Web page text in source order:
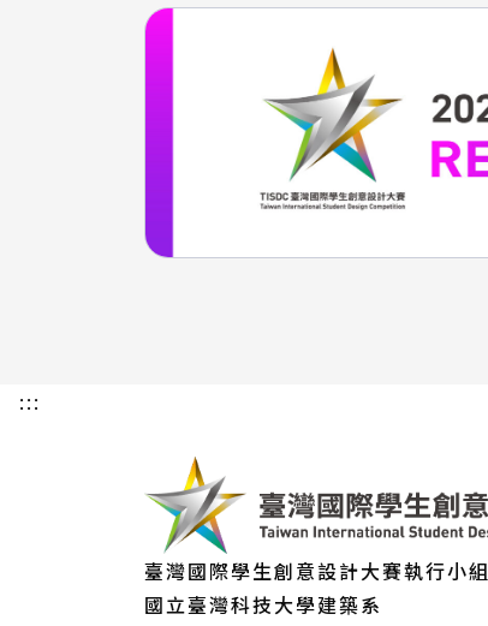
:::
臺灣國際學生創意設計大賽執行小組
國立臺灣科技大學建築系